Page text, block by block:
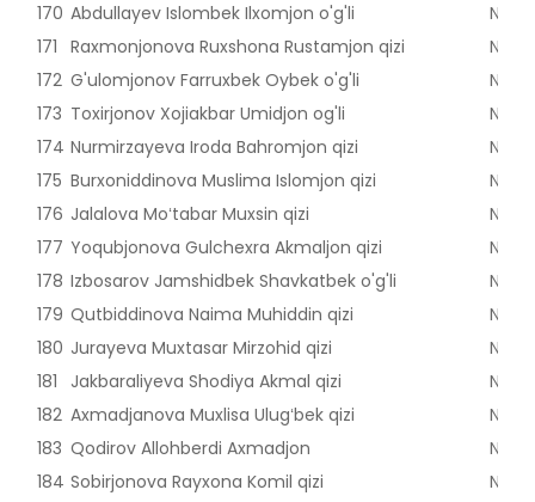
170 Abdullayev Islombek Ilxomjon o'g'li
171 Raxmonjonova Ruxshona Rustamjon qizi
172 G'ulomjonov Farruxbek Oybek o'g'li
173 Toxirjonov Xojiakbar Umidjon og'li
174 Nurmirzayeva Iroda Bahromjon qizi
175 Burxoniddinova Muslima Islomjon qizi
176 Jalalova Moʻtabar Muxsin qizi
177 Yoqubjonova Gulchexra Akmaljon qizi
178 Izbosarov Jamshidbek Shavkatbek o'g'li
179 Qutbiddinova Naima Muhiddin qizi
180 Jurayeva Muxtasar Mirzohid qizi
181
Jakbaraliyeva Shodiya Akmal qizi
182 Axmadjanova Muxlisa Ulugʻbek qizi
183 Qodirov Allohberdi Axmadjon
184 Sobirjonova Rayxona Komil qizi